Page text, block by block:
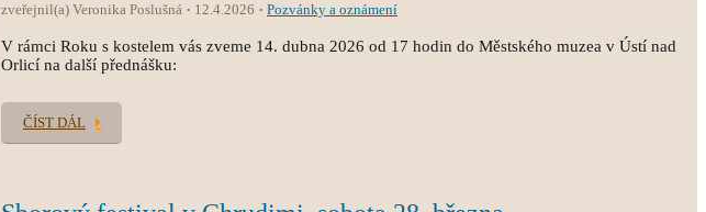
zveřejnil(a) Veronika Poslušná 12.4.2026 Pozvánky a oznámení
V rámci Roku s kostelem vás zveme 14. dubna 2026 od 17 hodin do Městského muzea v Ústí nad
Orlicí na další přednášku:
ČÍST DÁL